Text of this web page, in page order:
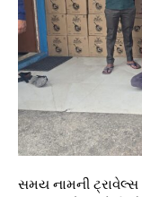
સમય નામની ટ્રાવેલ્સ